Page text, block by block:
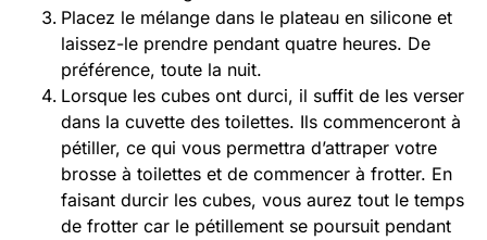
Placez le mélange dans le plateau en silicone et
laissez-le prendre pendant quatre heures. De
préférence, toute la nuit.
Lorsque les cubes ont durci, il suffit de les verser
dans la cuvette des toilettes. Ils commenceront à
pétiller, ce qui vous permettra d’attraper votre
brosse à toilettes et de commencer à frotter. En
faisant durcir les cubes, vous aurez tout le temps
de frotter car le pétillement se poursuit pendant